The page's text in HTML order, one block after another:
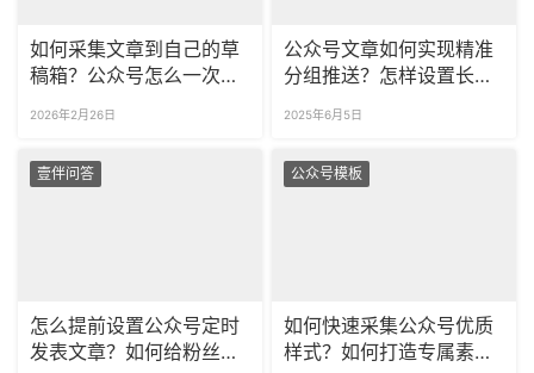
如何采集文章到自己的草
稿箱？公众号怎么一次采
2026年2月26日
公众号文章如何实现精准
分组推送？怎样设置长周
2025年6月5日
壹伴问答
怎么提前设置公众号定时
发表文章？如何给粉丝分
公众号模板
如何快速采集公众号优质
样式？如何打造专属素材